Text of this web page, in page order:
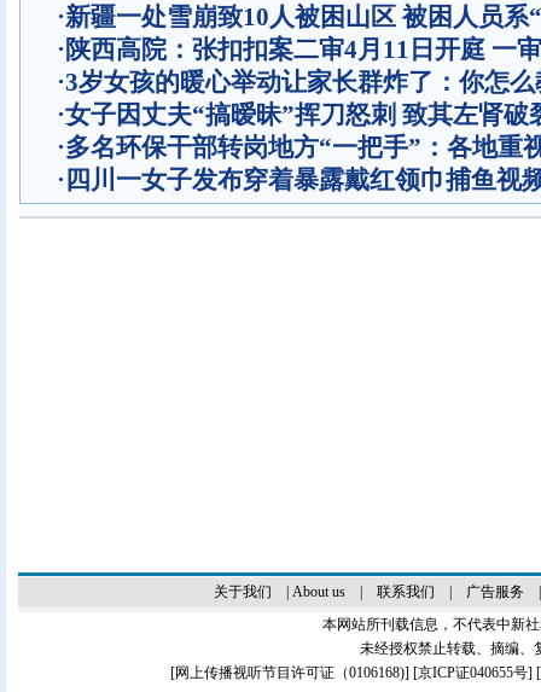
·新疆一处雪崩致10人被困山区 被困人员系
·陕西高院：张扣扣案二审4月11日开庭 一
·3岁女孩的暖心举动让家长群炸了：你怎
·女子因丈夫“搞暧昧”挥刀怒刺 致其左肾破
·多名环保干部转岗地方“一把手”：各地重
· 四川一女子发布穿着暴露戴红领巾捕鱼视
关于我们 About us| 联系我们 广告服务
本网站所刊载信息，不代表中新
未经授权禁止转载、摘编、
[网上传播视听节目许可证（0106168)] [京ICP证040655号]